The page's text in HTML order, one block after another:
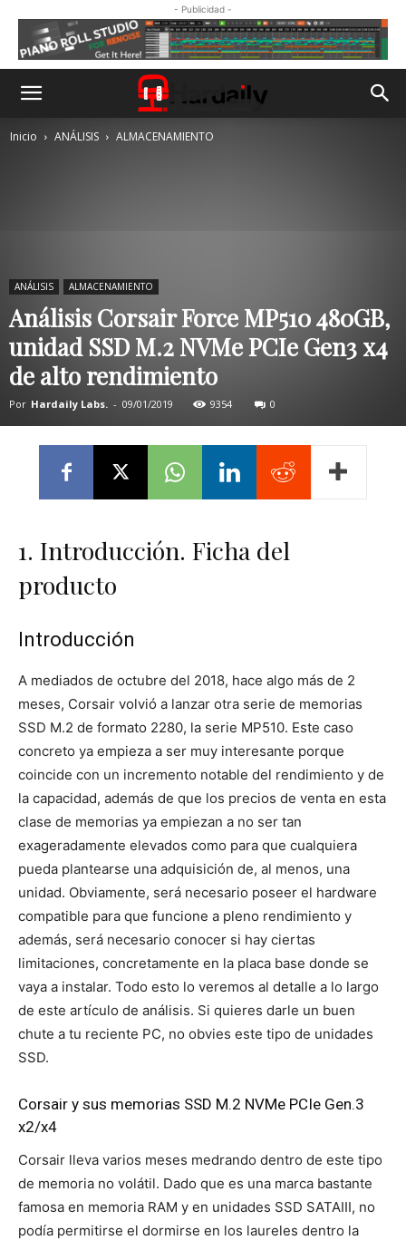
- Publicidad -
Inicio ANÁLISIS ALMACENAMIENTO
ANÁLISIS ALMACENAMIENTO
Análisis Corsair Force MP510 480GB,
unidad SSD M.2 NVMe PCIe Gen3 x4
de alto rendimiento
Por Hardaily Labs. - 09/01/2019 9354 0
1. Introducción. Ficha del
producto
Introducción
A mediados de octubre del 2018, hace algo más de 2
meses, Corsair volvió a lanzar otra serie de memorias
SSD M.2 de formato 2280, la serie MP510. Este caso
concreto ya empieza a ser muy interesante porque
coincide con un incremento notable del rendimiento y de
la capacidad, además de que los precios de venta en esta
clase de memorias ya empiezan a no ser tan
exageradamente elevados como para que cualquiera
pueda plantearse una adquisición de, al menos, una
unidad. Obviamente, será necesario poseer el hardware
compatible para que funcione a pleno rendimiento y
además, será necesario conocer si hay ciertas
limitaciones, concretamente en la placa base donde se
vaya a instalar. Todo esto lo veremos al detalle a lo largo
de este artículo de análisis. Si quieres darle un buen
chute a tu reciente PC, no obvies este tipo de unidades
SSD.
Corsair y sus memorias SSD M.2 NVMe PCIe Gen.3
x2/x4
Corsair lleva varios meses medrando dentro de este tipo
de memoria no volátil. Dado que es una marca bastante
famosa en memoria RAM y en unidades SSD SATAIII, no
podía permitirse el dormirse en los laureles dentro la